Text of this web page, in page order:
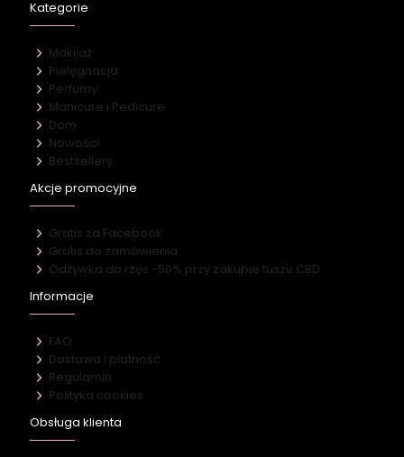
Kategorie
Makijaż
Pielęgnacja
Perfumy
Manicure i Pedicure
Dom
Nowości
Bestsellery
Akcje promocyjne
Gratis za Facebook
Gratis do zamówienia
Odżywka do rzęs -50% przy zakupie tuszu CBD
Informacje
FAQ
Dostawa i płatność
Regulamin
Polityka cookies
Obsługa klienta